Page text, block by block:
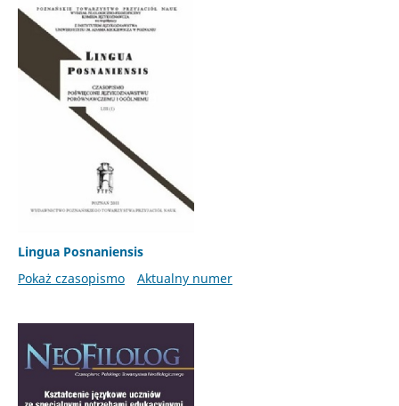
Lingua Posnaniensis
Pokaż czasopismo
Aktualny numer